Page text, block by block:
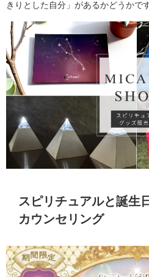
きりとした自分」があるかどうかで
スピリチュアルと誕生
カウンセリング